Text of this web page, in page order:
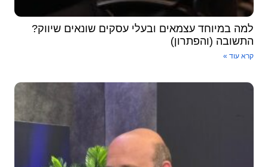
למה במיוחד עצמאים ובעלי עסקים שונאים שיווק?
התשובה (והפתרון)
קרא עוד »